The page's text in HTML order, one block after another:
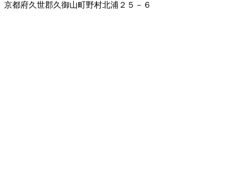
京都府久世郡久御山町野村北浦２５－６